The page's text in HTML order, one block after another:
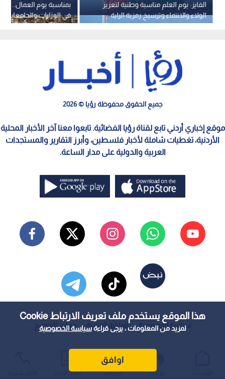
هذا الموقع يستخدم ملف تعريف الارتباط Cookie
لمزيد من المعلومات ، يرجى قراءةسياسة الخصوصية
اوافق
بمناسبة يوم العمال..
في الوزارات والجامعات
الخميس
الفايز: يوم العلم مناسبة وطنية لتعزيز
الولاء والانتماء وترسيخ رمزية الراية
الأردنية
جميع الحقوق محفوظة رؤيا © 2026
موقع إخباري أردني تابع لقناة رؤيا الفضائية. تابعوا معنا آخر الأخبار المحلية
الأردنية، تغطيات شاملة لأخبار فلسطين، وأبرز التقارير والمستجدات
العربية والدولية على مدار الساعة.
سياسة الخصوصية الملكية الفكرية معايير التصحيح
عواجل المباشر أحدث الأخبار